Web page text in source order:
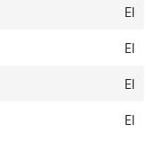
EI
EI
EI
EI